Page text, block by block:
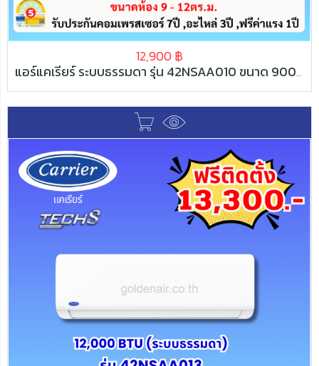
12,900 ฿
แอร์แคเรียร์ ระบบธรรมดา รุ่น 42NSAA010 ขนาด 9000 BTU